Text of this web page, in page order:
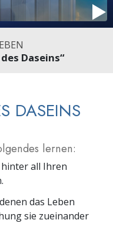
Daseins“
DASEINS
lernen:
all Ihren
das Leben
sie zueinander